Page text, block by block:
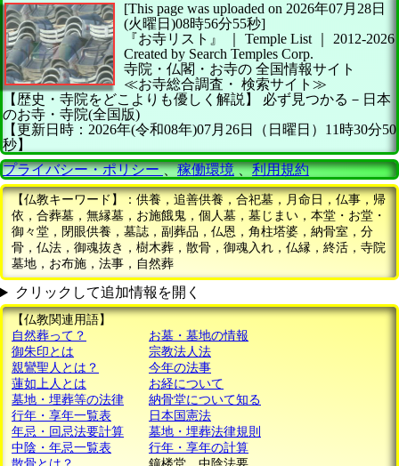
[This page was uploaded on 2026年07月28日
(火曜日)08時56分55秒]
『お寺リスト』 ｜ Temple List
2012-2026
Created by Search Temples Corp.
寺院・仏閣・お寺の 全国情報サイト
≪お寺総合調査・ 検索サイト≫
【歴史・寺院をどこよりも優しく解説】
必ず見つかる－日本
のお寺・寺院(全国版)
【更新日時：2026年(令和08年)07月26日（日曜日）11時30分50
秒】
プライバシー・ポリシー、稼働環境、利用規約
【仏教キーワード】：供養，追善供養，合祀墓，月命日，仏事，帰
依，合葬墓，無縁墓，お施餓鬼，個人墓，墓じまい，本堂・お堂・
御々堂，閉眼供養，墓誌，副葬品，仏恩，角柱塔婆，納骨室，分
骨，仏法，御魂抜き，樹木葬，散骨，御魂入れ，仏縁，終活，寺院
墓地，お布施，法事，自然葬
クリックして追加情報を開く
【仏教関連用語】
自然葬って？
お墓・墓地の情報
御朱印とは
宗教法人法
親鸞聖人とは？
今年の法事
蓮如上人とは
お経について
墓地・埋葬等の法律
納骨堂について知る
行年・享年一覧表
日本国憲法
年忌・回忌法要計算
墓地・埋葬法律規則
中陰・年忌一覧表
行年・享年の計算